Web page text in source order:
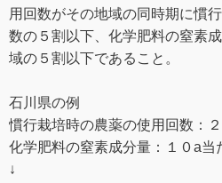
用回数がその地域の同時期に慣
数の５割以下、化学肥料の窒素
域の５割以下であること。
石川県の例
慣行栽培時の農薬の使用回数：
化学肥料の窒素成分量：１０a当
↓